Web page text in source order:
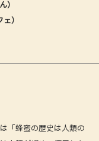
）
）
「蜂蜜の歴史は人類の